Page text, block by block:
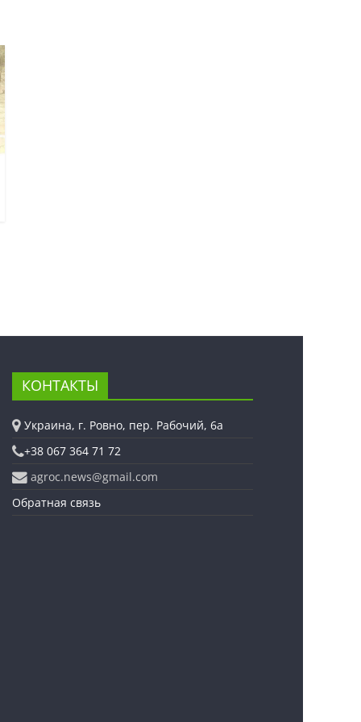
КОНТАКТЫ
Украина, г. Ровно, пер. Рабочий, 6а
+38 067 364 71 72
agroc.news@gmail.com
Обратная связь